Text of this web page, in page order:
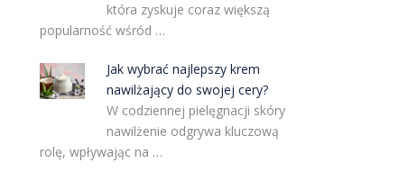
która zyskuje coraz większą
popularność wśród …
Jak wybrać najlepszy krem
nawilżający do swojej cery?
W codziennej pielęgnacji skóry
nawilżenie odgrywa kluczową
rolę, wpływając na …